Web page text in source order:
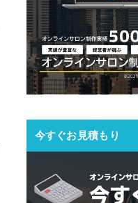
今すぐお見積もり